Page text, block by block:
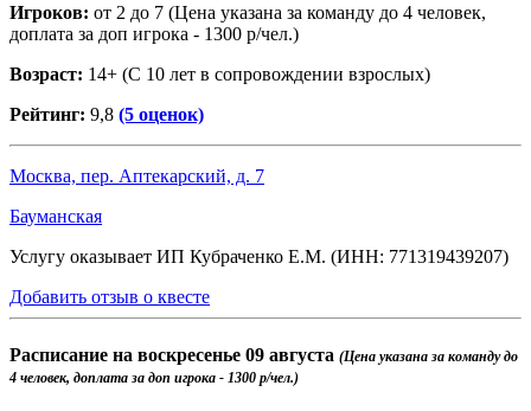
Игроков: от 2 до 7 (Цена указана за команду до 4 человек,
доплата за доп игрока - 1300 р/чел.)
Возраст: 14+ (С 10 лет в сопровождении взрослых)
Рейтинг: 9,8 (5 оценок)
Москва, пер. Аптекарский, д. 7
Бауманская
Услугу оказывает ИП Кубраченко Е.М. (ИНН: 771319439207)
Добавить отзыв о квесте
Расписание на воскресенье 09 августа (Цена указана за команду до
4 человек, доплата за доп игрока - 1300 р/чел.)